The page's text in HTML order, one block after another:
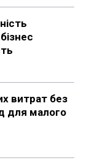
витрат без
для малого